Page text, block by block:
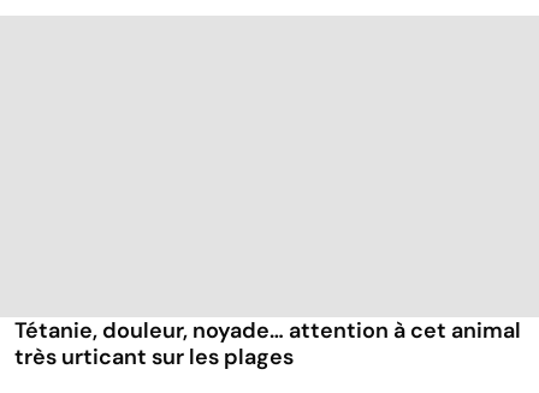
Tétanie, douleur, noyade… attention à cet animal
très urticant sur les plages